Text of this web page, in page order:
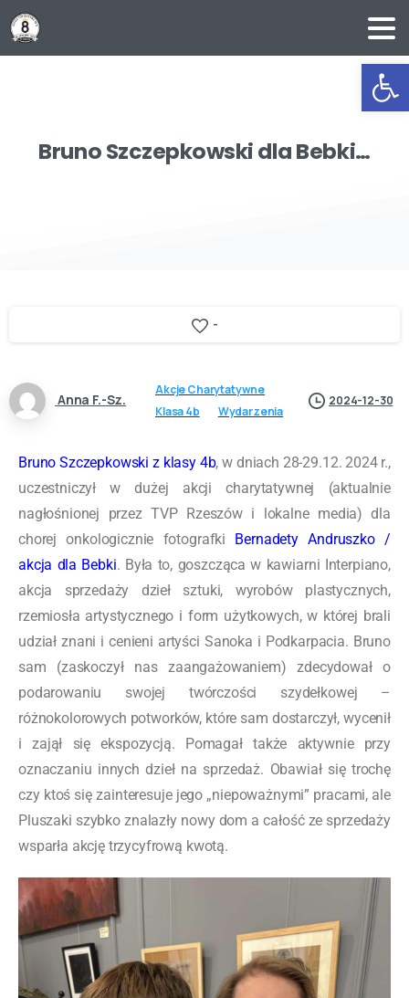
BrunoSzczepkowskidlaBebki…
-
Anna F.-Sz.
Akcje Charytatywne
Klasa 4b
Wydarzenia
2024-12-30
Bruno Szczepkowski z klasy 4b, w dniach 28-29.12. 2024 r.,
uczestniczył w dużej akcji charytatywnej (aktualnie
nagłośnionej przez TVP Rzeszów i lokalne media) dla
chorej onkologicznie fotografki Bernadety Andruszko /
akcja dla Bebki. Była to, goszcząca w kawiarni Interpiano,
akcja sprzedaży dzieł sztuki, wyrobów plastycznych,
rzemiosła artystycznego i form użytkowych, w której brali
udział znani i cenieni artyści Sanoka i Podkarpacia. Bruno
sam (zaskoczył nas zaangażowaniem) zdecydował o
podarowaniu swojej twórczości szydełkowej –
różnokolorowych potworków, które sam dostarczył, wycenił
i zajął się ekspozycją. Pomagał także aktywnie przy
oznaczaniu innych dzieł na sprzedaż. Obawiał się trochę
czy ktoś się zainteresuje jego „niepoważnymi” pracami, ale
Pluszaki szybko znalazły nowy dom a całość ze sprzedaży
wsparła akcję trzycyfrową kwotą.